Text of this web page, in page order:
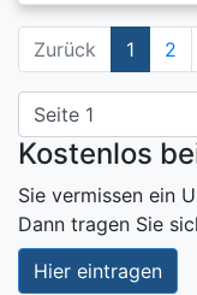
Zurück 1 2
Kostenlos
Sie vermissen ein
Dann tragen Sie
Hier eintragen